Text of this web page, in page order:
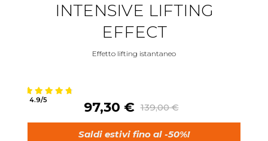
INTENSIVE LIFTING
EFFECT
Effetto lifting istantaneo
Valutazione:
4.9/5 97,30 € 139,00 €
Saldi estivi fino al -50%!